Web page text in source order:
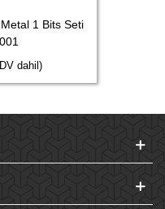
1 Bits Seti
dahil)